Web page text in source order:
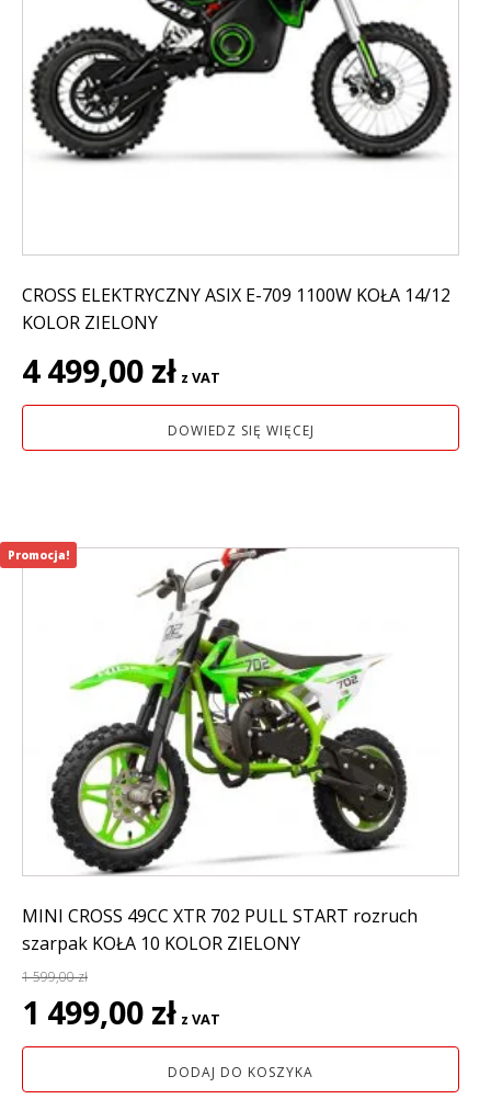
CROSS ELEKTRYCZNY ASIX E-709 1100W KOŁA 14/12
KOLOR ZIELONY
4 499,00 zł z VAT
DOWIEDZ SIĘ WIĘCEJ
MINI CROSS 49CC XTR 702 PULL START rozruch
szarpak KOŁA 10 KOLOR ZIELONY
1 599,00zł
Pierwotna
cena
wynosiła:
1 499,00 zł cena
wynosi:
1
z VAT
DODAJ DO KOSZYKA
Promocja!